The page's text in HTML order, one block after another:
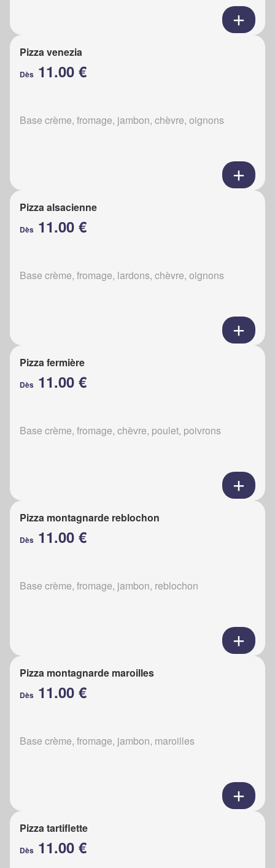
Pizza venezia
Dès 11.00 €
Base crème, fromage, jambon, chèvre, oignons
Pizza alsacienne
Dès 11.00 €
Base crème, fromage, lardons, chèvre, oignons
Pizza fermière
Dès 11.00 €
Base crème, fromage, chèvre, poulet, poivrons
Pizza montagnarde reblochon
Dès 11.00 €
Base crème, fromage, jambon, reblochon
Pizza montagnarde maroilles
Dès 11.00 €
Base crème, fromage, jambon, maroilles
Pizza tartiflette
Dès 11.00 €